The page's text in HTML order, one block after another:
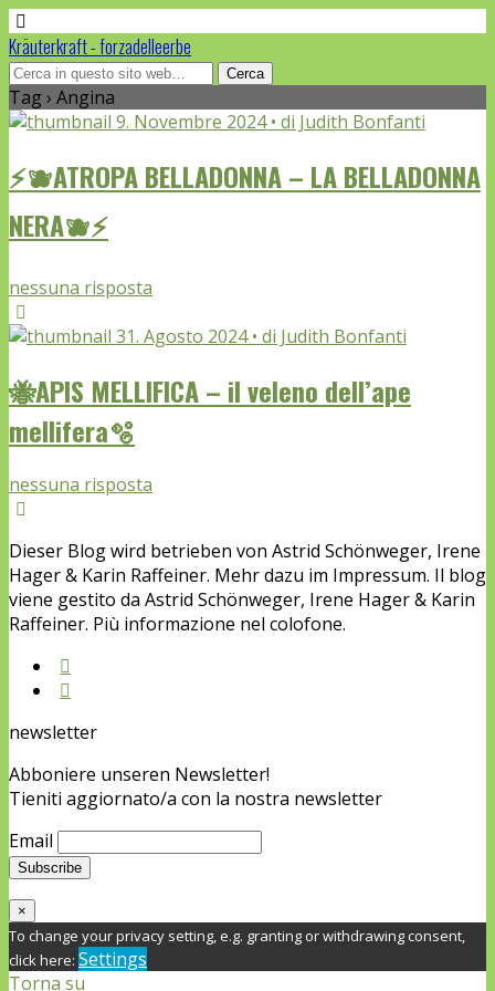
Kräuterkraft - forzadelleerbe
Tag › Angina
9. Novembre 2024 • di Judith Bonfanti
⚡🫐ATROPA BELLADONNA – LA BELLADONNA
NERA🫐⚡
nessuna risposta
31. Agosto 2024 • di Judith Bonfanti
🐝APIS MELLIFICA – il veleno dell’ape
mellifera🫧
nessuna risposta
Dieser Blog wird betrieben von Astrid Schönweger, Irene
Hager & Karin Raffeiner. Mehr dazu im Impressum. Il blog
viene gestito da Astrid Schönweger, Irene Hager & Karin
Raffeiner. Più informazione nel colofone.
newsletter
Abboniere unseren Newsletter!
Tieniti aggiornato/a con la nostra newsletter
Email
×
To change your privacy setting, e.g. granting or withdrawing consent,
click here: Settings
Torna su